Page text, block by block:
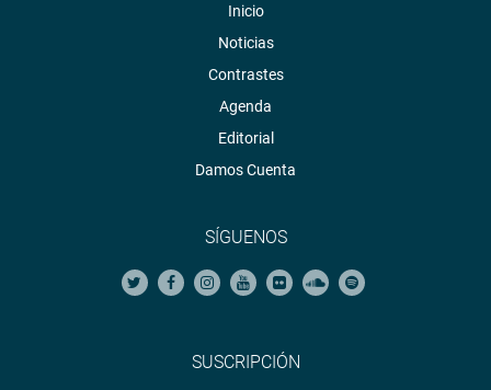
Inicio
Noticias
Contrastes
Agenda
Editorial
Damos Cuenta
SÍGUENOS
SUSCRIPCIÓN